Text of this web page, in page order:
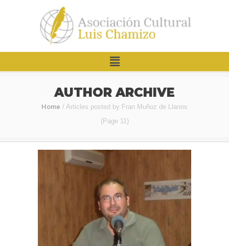
AUTHOR ARCHIVE
Home / Articles posted by Fran Muñoz de Llanos
(Page 11)